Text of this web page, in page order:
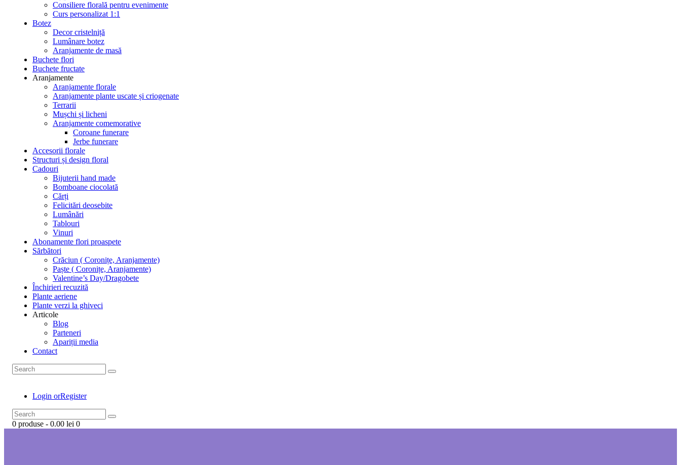
Consiliere florală pentru evenimente
Curs personalizat 1:1
Botez
Decor cristelniță
Lumânare botez
Aranjamente de masă
Buchete flori
Buchete fructate
Aranjamente
Aranjamente florale
Aranjamente plante uscate și criogenate
Terrarii
Mușchi și licheni
Aranjamente comemorative
Coroane funerare
Jerbe funerare
Accesorii florale
Structuri și design floral
Cadouri
Bijuterii hand made
Bomboane ciocolată
Cărți
Felicitări deosebite
Lumânări
Tablouri
Vinuri
Abonamente flori proaspete
Sărbători
Crăciun ( Coronițe, Aranjamente)
Paște ( Coronițe, Aranjamente)
Valentine’s Day/Dragobete
Închirieri recuzită
Plante aeriene
Plante verzi la ghiveci
Articole
Blog
Parteneri
Apariții media
Contact
Login orRegister
0 produse - 0.00 lei 0